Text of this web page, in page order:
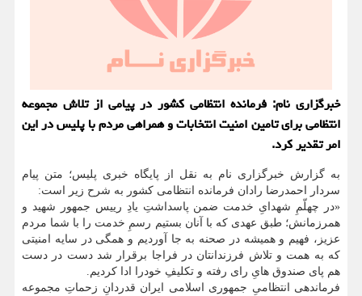
خبرگزاری نام: فرمانده انتظامی کشور در پیامی از تلاش مجموعه
انتظامی برای تامین امنیت انتخابات و همراهی مردم با پلیس در این
امر تقدیر کرد.
به گزارش خبرگزاری نام به نقل از پایگاه خبری پلیس؛ متن پیام
سردار احمدرضا رادان فرمانده انتظامی کشور به شرح زیر است:
«در چهلّمِ شهدایِ خدمت ضمن پاسداشتِ یادِ رییس جمهور شهید و
همرزمانش؛ طبق عهدی که با آنان بستیم رسمِ خدمت را با شما مردم
عزیز، فهیم و همیشه در صحنه به جا آوردیم و همگی در سایه امنیتی
که به همت و تلاش فرزندانتان در فراجا برقرار شد دست در دست
هم پای صندوق هایِ رای رفته و تکلیفِ خودرا ادا کردیم.
فرماندهی انتظامیِ جمهوری اسلامی ایران قدردانِ زحماتِ مجموعه